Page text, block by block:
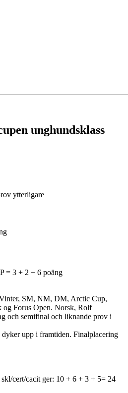
unghundsklass
ytterligare
= 3 + 2 + 6 poäng
SM, NM, DM, Arctic Cup,
og Forus Open. Norsk, Rolf
och semifinal och liknande prov i
upp i framtiden. Finalplacering
cert/cacit ger: 10 + 6 + 3 + 5= 24